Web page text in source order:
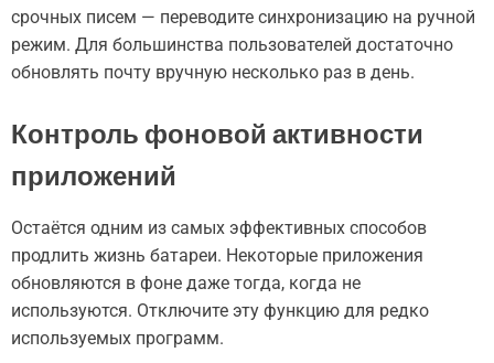
срочных писем — переводите синхронизацию на ручной
режим. Для большинства пользователей достаточно
обновлять почту вручную несколько раз в день.
Контроль фоновой активности
приложений
Остаётся одним из самых эффективных способов
продлить жизнь батареи. Некоторые приложения
обновляются в фоне даже тогда, когда не
используются. Отключите эту функцию для редко
используемых программ.